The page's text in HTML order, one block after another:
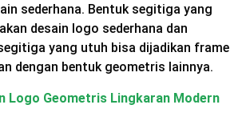
sederhana. Bentuk segitiga yang
desain logo sederhana dan
yang utuh bisa dijadikan frame
dengan bentuk geometris lainnya.
Logo Geometris Lingkaran Modern